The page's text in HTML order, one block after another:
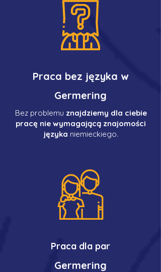
Praca bez języka w
Germering
Bez problemu znajdziemy dla ciebie
pracę nie wymagającą znajomości
języka niemieckiego.
Praca dla par
Germering